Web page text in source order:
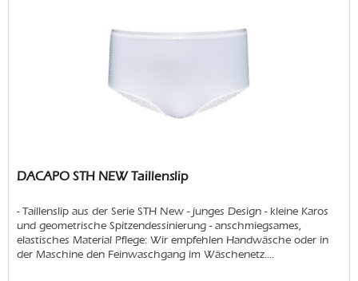
DACAPO STH NEW Taillenslip
- Taillenslip aus der Serie STH New - junges Design - kleine Karos
und geometrische Spitzendessinierung - anschmiegsames,
elastisches Material Pflege: Wir empfehlen Handwäsche oder in
der Maschine den Feinwaschgang im Wäschenetz....